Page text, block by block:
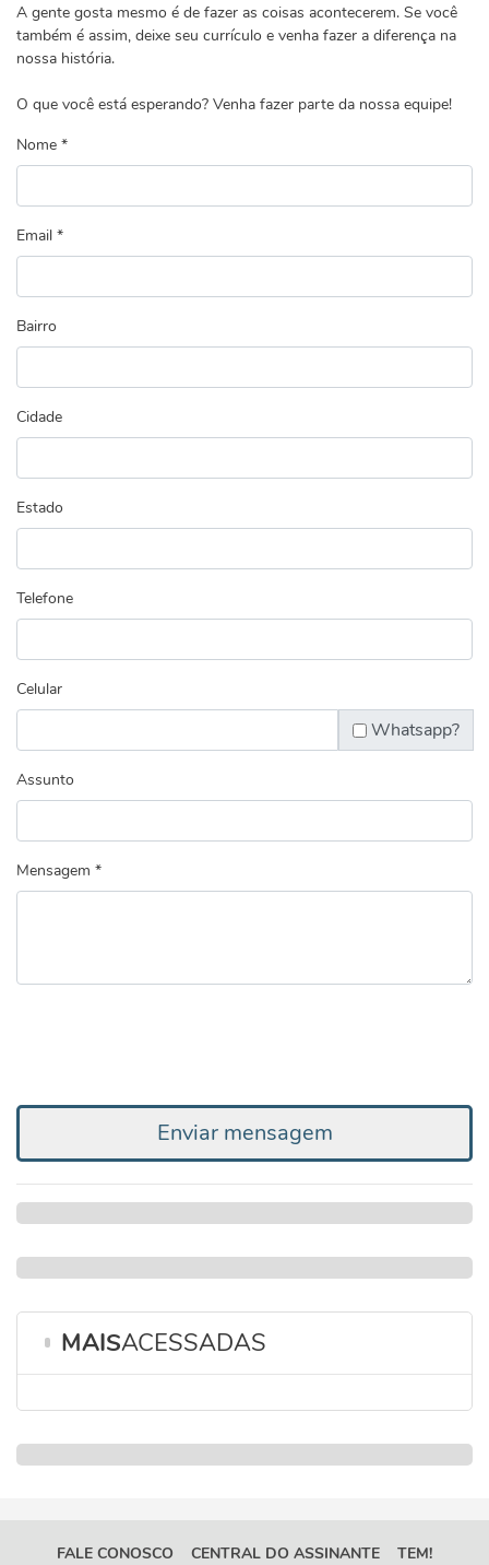
A gente gosta mesmo é de fazer as coisas acontecerem. Se você
também é assim, deixe seu currículo e venha fazer a diferença na
nossa história.
O que você está esperando? Venha fazer parte da nossa equipe!
Nome *
Email *
Bairro
Cidade
Estado
Telefone
Celular
Whatsapp?
Assunto
Mensagem *
Enviar mensagem
MAISACESSADAS
FALE CONOSCO CENTRAL DO ASSINANTE TEM!